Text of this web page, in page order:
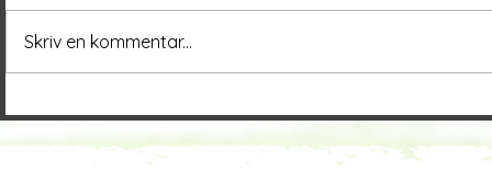
Skriv en kommentar...